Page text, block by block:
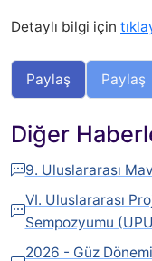
Detaylı bilgi için
Paylaş Paylaş
Diğer
9. Uluslararası
VI. Uluslararası
Sempozyumu
2026 - Güz